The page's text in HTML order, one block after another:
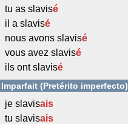
tu as slavisé
il a slavisé
nous avons slavisé
vous avez slavisé
ils ont slavisé
Imparfait (Pretérito imperfecto)
je slavisais
tu slavisais